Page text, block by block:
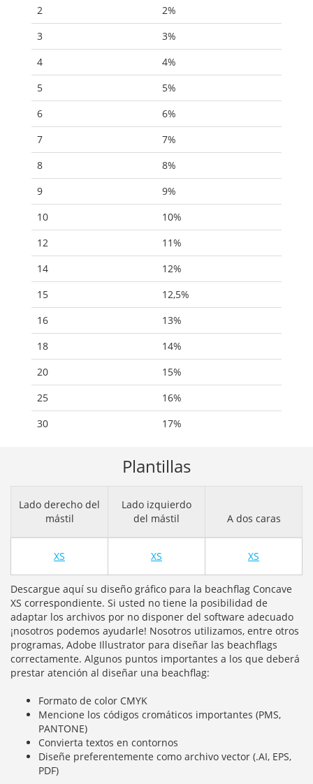
2
2%
3
3%
4
4%
5
5%
6
6%
7
7%
8
8%
9
9%
10
10%
12
11%
14
12%
15
12,5%
16
13%
18
14%
20
15%
25
16%
30
17%
Plantillas
Lado derecho del
mástil
Lado izquierdo
del mástil
A dos caras
XS XS XS
Descargue aquí su diseño gráfico para la beachflag Concave
XS correspondiente. Si usted no tiene la posibilidad de
adaptar los archivos por no disponer del software adecuado
¡nosotros podemos ayudarle! Nosotros utilizamos, entre otros
programas, Adobe Illustrator para diseñar las beachflags
correctamente. Algunos puntos importantes a los que deberá
prestar atención al diseñar una beachflag:
Formato de color CMYK
Mencione los códigos cromáticos importantes (PMS,
PANTONE)
Convierta textos en contornos
Diseñe preferentemente como archivo vector (.AI, EPS,
PDF)